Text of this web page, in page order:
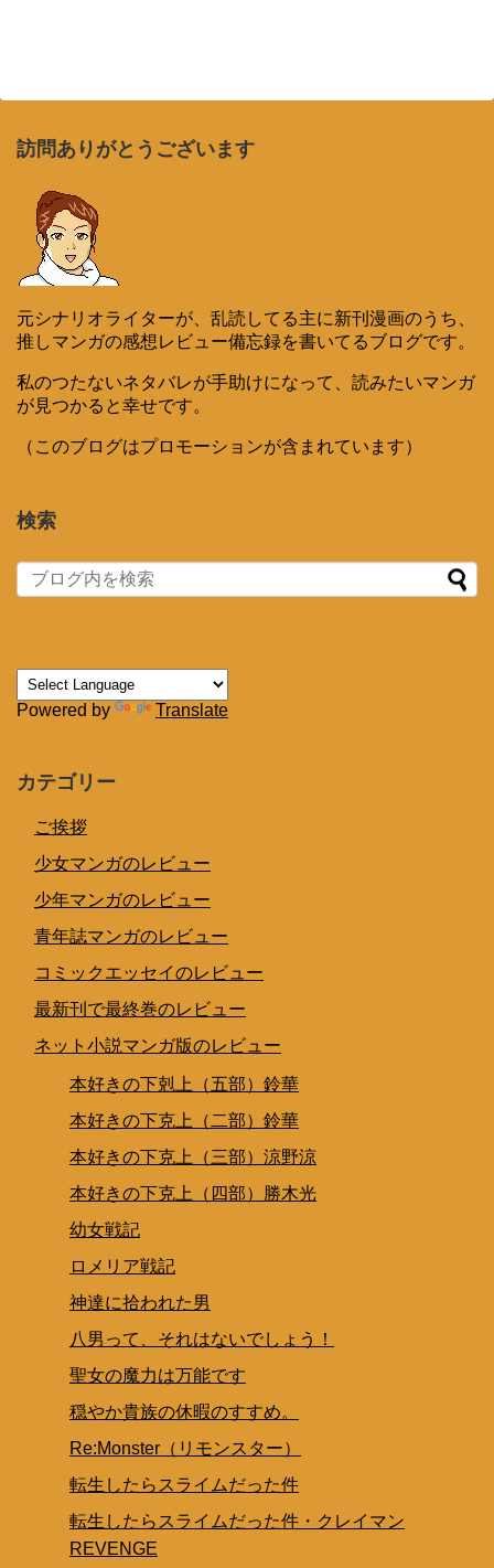
訪問ありがとうございます
元シナリオライターが、乱読してる主に新刊漫画のうち、
推しマンガの感想レビュー備忘録を書いてるブログです。
私のつたないネタバレが手助けになって、読みたいマンガ
が見つかると幸せです。
（このブログはプロモーションが含まれています）
検索
Powered by Translate
カテゴリー
ご挨拶
少女マンガのレビュー
少年マンガのレビュー
青年誌マンガのレビュー
コミックエッセイのレビュー
最新刊で最終巻のレビュー
ネット小説マンガ版のレビュー
本好きの下剋上（五部）鈴華
本好きの下克上（二部）鈴華
本好きの下克上（三部）涼野涼
本好きの下克上（四部）勝木光
幼女戦記
ロメリア戦記
神達に拾われた男
八男って、それはないでしょう！
聖女の魔力は万能です
穏やか貴族の休暇のすすめ。
Re:Monster（リモンスター）
転生したらスライムだった件
転生したらスライムだった件・クレイマン
REVENGE